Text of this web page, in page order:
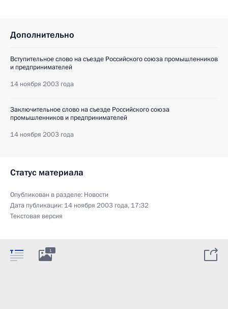
Дополнительно
Вступительное слово на съезде Российского союза промышленников
и предпринимателей
14 ноября 2003 года
Заключительное слово на съезде Российского союза
промышленников и предпринимателей
14 ноября 2003 года
Статус материала
Опубликован в разделе: Новости
Дата публикации: 14 ноября 2003 года, 17:32
Текстовая версия
1